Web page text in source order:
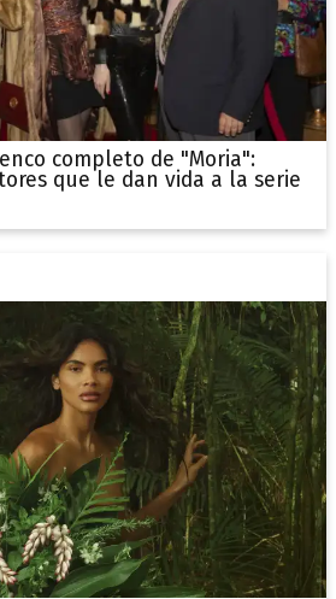
completo de "Moria":
que le dan vida a la serie